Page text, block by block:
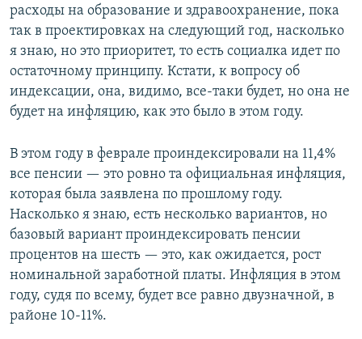
расходы на образование и здравоохранение, пока
так в проектировках на следующий год, насколько
я знаю, но это приоритет, то есть социалка идет по
остаточному принципу. Кстати, к вопросу об
индексации, она, видимо, все-таки будет, но она не
будет на инфляцию, как это было в этом году.
В этом году в феврале проиндексировали на 11,4%
все пенсии — это ровно та официальная инфляция,
которая была заявлена по прошлому году.
Насколько я знаю, есть несколько вариантов, но
базовый вариант проиндексировать пенсии
процентов на шесть — это, как ожидается, рост
номинальной заработной платы. Инфляция в этом
году, судя по всему, будет все равно двузначной, в
районе 10-11%.